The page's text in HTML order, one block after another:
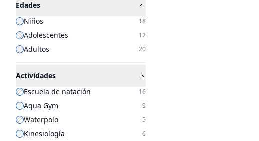
Edades
Niños
18
Adolescentes 12
Adultos 20
Actividades
Escuela de natación
16
Aqua Gym 9
Waterpolo 5
Kinesiología 6